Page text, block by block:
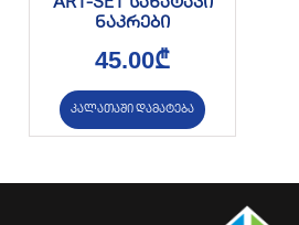
ART-SET სახატავი
ნაკრები
45.00₾
კალათაში დამატება